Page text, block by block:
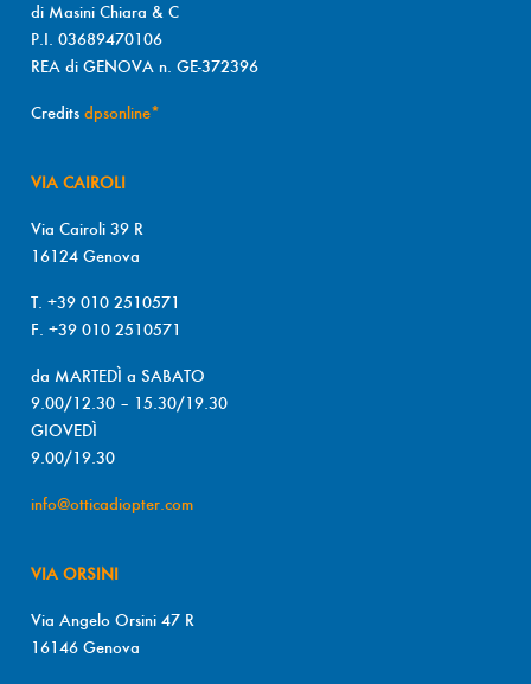
di Masini Chiara & C
P.I. 03689470106
REA di GENOVA n. GE-372396
Credits dpsonline*
VIA CAIROLI
Via Cairoli 39 R
16124 Genova
T. +39 010 2510571
F. +39 010 2510571
da MARTEDÌ a SABATO
9.00/12.30 – 15.30/19.30
GIOVEDÌ
9.00/19.30
info@otticadiopter.com
VIA ORSINI
Via Angelo Orsini 47 R
16146 Genova